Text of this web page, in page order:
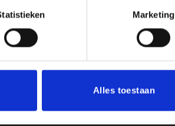
Marketing
Alles toestaan
Voorwaarden